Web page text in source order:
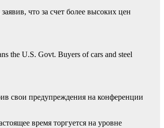
что за счет более высоких цен
the U.S. Govt. Buyers of cars and steel
свои предупреждения на конференции
время торгуется на уровне